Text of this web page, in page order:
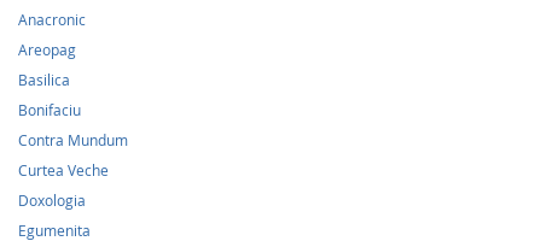
Anacronic
Areopag
Basilica
Bonifaciu
Contra Mundum
Curtea Veche
Doxologia
Egumenita